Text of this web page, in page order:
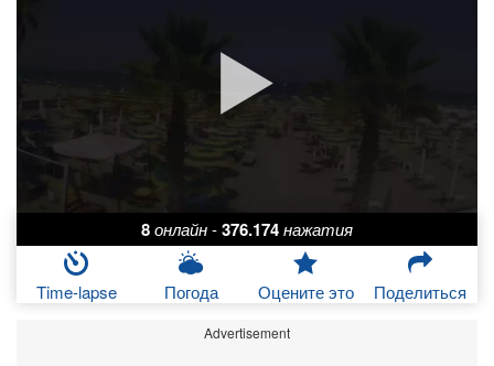
8онлайн-376.174нажатия
Time-lapse Погода Оцените это Поделиться
Advertisement